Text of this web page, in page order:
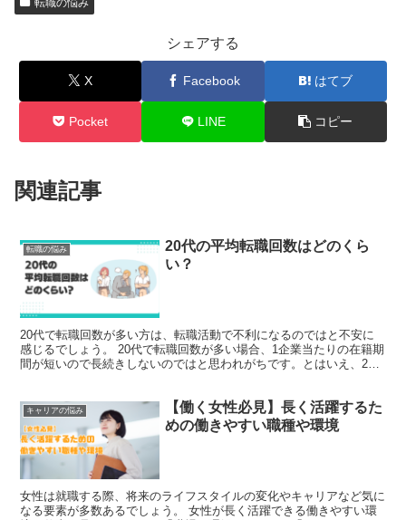
転職の悩み
シェアする
X Facebook はてブ
Pocket LINE コピー
関連記事
転職の悩み
20代の平均転職回数はどのくら
い？
20代で転職回数が多い方は、転職活動で不利になるのではと不安に
感じるでしょう。 20代で転職回数が多い場合、1企業当たりの在籍期
間が短いので長続きしないのではと思われがちです。とはいえ、20
キャリアの悩み
【働く女性必見】長く活躍するた
めの働きやすい職種や環境
女性は就職する際、将来のライフスタイルの変化やキャリアなど気に
なる要素が多数あるでしょう。 女性が長く活躍できる働きやすい環